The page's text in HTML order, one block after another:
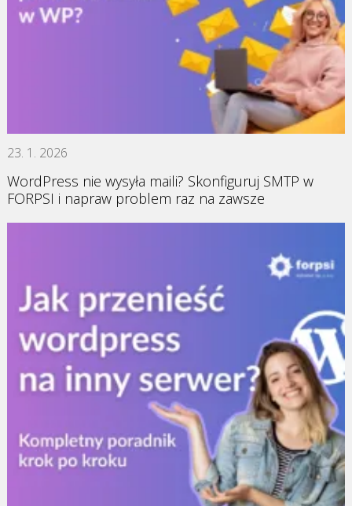
23. 1. 2026
WordPress nie wysyła maili? Skonfiguruj SMTP w
FORPSI i napraw problem raz na zawsze